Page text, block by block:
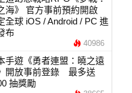
海》 官方事前預約開啟
全球 iOS / Android / PC 進
布
40986
手遊《勇者連盟：曉之遠
開放事前登錄 最多送
抽獎勵